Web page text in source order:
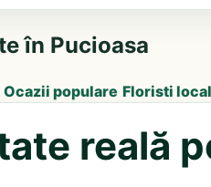
în Pucioasa
Ocazii populare Floristi
reală